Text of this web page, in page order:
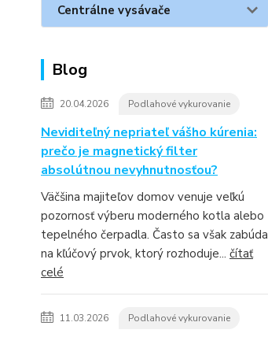
Centrálne vysávače
Blog
20.04.2026 Podlahové vykurovanie
Neviditeľný nepriateľ vášho kúrenia:
prečo je magnetický filter
absolútnou nevyhnutnosťou?
Väčšina majiteľov domov venuje veľkú
pozornosť výberu moderného kotla alebo
tepelného čerpadla. Často sa však zabúda
na kľúčový prvok, ktorý rozhoduje... čítať
celé
11.03.2026 Podlahové vykurovanie